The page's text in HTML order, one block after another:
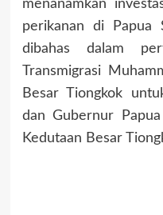
menanamkan
perikanan di Papua
dibahas dalam
Transmigrasi
Besar Tiongkok
dan Gubernur
Kedutaan Besar